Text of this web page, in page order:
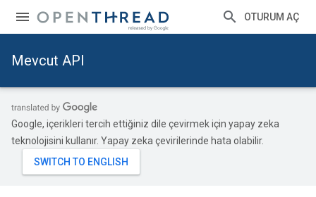
OTURUM AÇ
Mevcut API
Google, içerikleri tercih ettiğiniz dile çevirmek için yapay zeka
teknolojisini kullanır. Yapay zeka çevirilerinde hata olabilir.